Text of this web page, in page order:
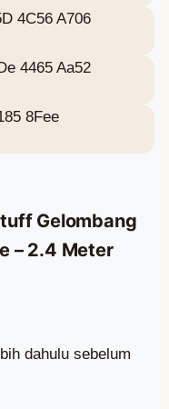
Gelombang
– 2.4 Meter
dahulu sebelum